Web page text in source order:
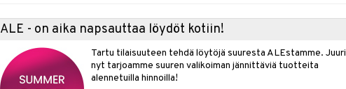
ALE - on aika napsauttaa löydöt kotiin!
Tartu tilaisuuteen tehdä löytöjä suuresta ALEstamme. Juuri
nyt tarjoamme suuren valikoiman jännittäviä tuotteita
alennetuilla hinnoilla!